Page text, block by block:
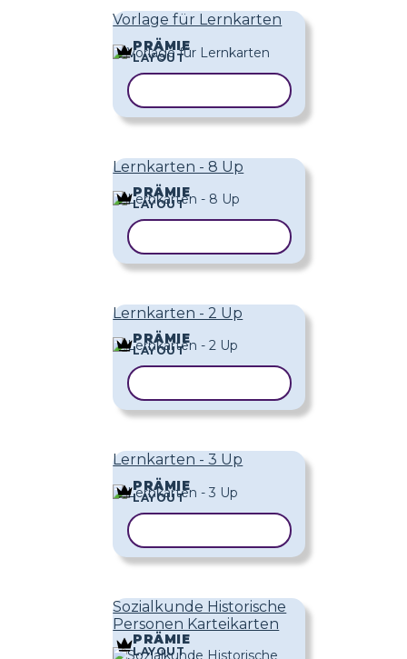
Vorlage für Lernkarten
PRÄMIE
LAYOUT
Lernkarten - 8 Up
PRÄMIE
LAYOUT
Lernkarten - 2 Up
PRÄMIE
LAYOUT
Lernkarten - 3 Up
PRÄMIE
LAYOUT
Sozialkunde Historische
Personen Karteikarten
PRÄMIE
LAYOUT